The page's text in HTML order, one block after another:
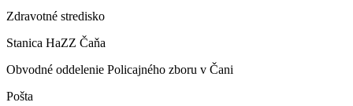
Zdravotné stredisko
Stanica HaZZ Čaňa
Obvodné oddelenie Policajného zboru v Čani
Pošta